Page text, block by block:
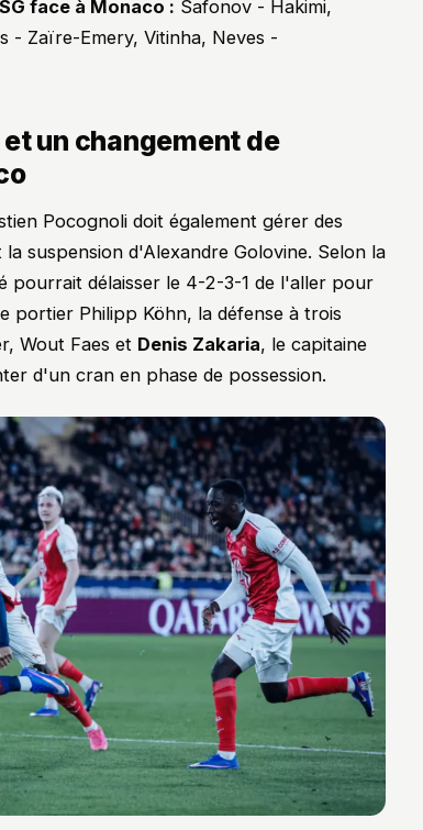
face à Monaco : Safonov - Hakimi,
- Zaïre-Emery, Vitinha, Neves -
un changement de
Pocognoli doit également gérer des
suspension d'Alexandre Golovine. Selon la
pourrait délaisser le 4-2-3-1 de l'aller pour
portier Philipp Köhn, la défense à trois
Wout Faes et Denis Zakaria, le capitaine
d'un cran en phase de possession.